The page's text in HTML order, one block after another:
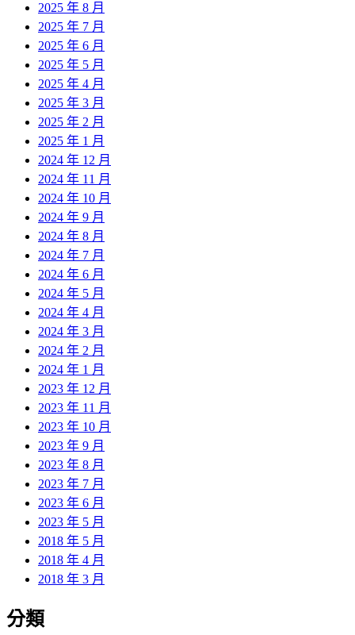
2025 年 8 月
2025 年 7 月
2025 年 6 月
2025 年 5 月
2025 年 4 月
2025 年 3 月
2025 年 2 月
2025 年 1 月
2024 年 12 月
2024 年 11 月
2024 年 10 月
2024 年 9 月
2024 年 8 月
2024 年 7 月
2024 年 6 月
2024 年 5 月
2024 年 4 月
2024 年 3 月
2024 年 2 月
2024 年 1 月
2023 年 12 月
2023 年 11 月
2023 年 10 月
2023 年 9 月
2023 年 8 月
2023 年 7 月
2023 年 6 月
2023 年 5 月
2018 年 5 月
2018 年 4 月
2018 年 3 月
分類